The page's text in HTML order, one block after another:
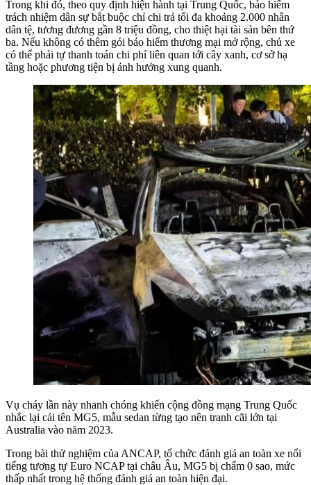
Trong khi đó, theo quy định hiện hành tại Trung Quốc, bảo hiểm
trách nhiệm dân sự bắt buộc chỉ chi trả tối đa khoảng 2.000 nhân
dân tệ, tương đương gần 8 triệu đồng, cho thiệt hại tài sản bên thứ
ba. Nếu không có thêm gói bảo hiểm thương mại mở rộng, chủ xe
có thể phải tự thanh toán chi phí liên quan tới cây xanh, cơ sở hạ
tầng hoặc phương tiện bị ảnh hưởng xung quanh.
Vụ cháy lần này nhanh chóng khiến cộng đồng mạng Trung Quốc
nhắc lại cái tên MG5, mẫu sedan từng tạo nên tranh cãi lớn tại
Australia vào năm 2023.
Trong bài thử nghiệm của ANCAP, tổ chức đánh giá an toàn xe nổi
tiếng tương tự Euro NCAP tại châu Âu, MG5 bị chấm 0 sao, mức
thấp nhất trong hệ thống đánh giá an toàn hiện đại.